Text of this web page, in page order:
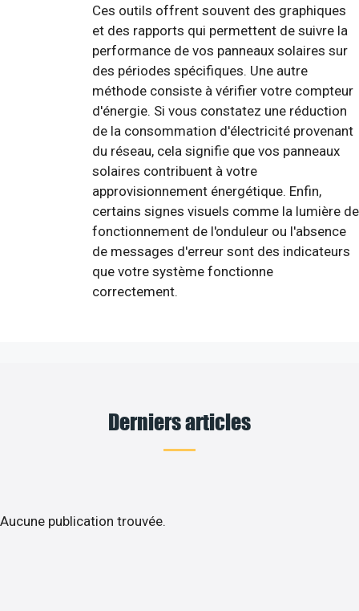
Ces outils offrent souvent des graphiques
et des rapports qui permettent de suivre la
performance de vos panneaux solaires sur
des périodes spécifiques. Une autre
méthode consiste à vérifier votre compteur
d'énergie. Si vous constatez une réduction
de la consommation d'électricité provenant
du réseau, cela signifie que vos panneaux
solaires contribuent à votre
approvisionnement énergétique. Enfin,
certains signes visuels comme la lumière de
fonctionnement de l'onduleur ou l'absence
de messages d'erreur sont des indicateurs
que votre système fonctionne
correctement.
Derniers articles
Aucune publication trouvée.